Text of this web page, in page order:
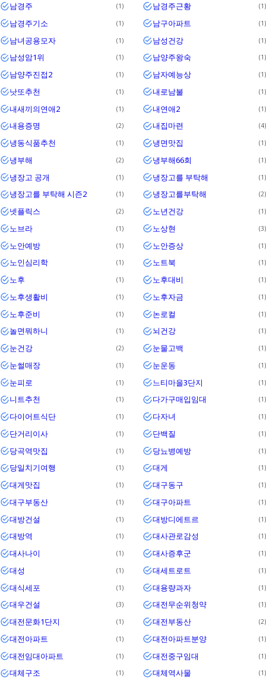
남경주 1 남경주근황 1
남경주기소 1 남구아파트 1
남녀공용모자 1 남성건강 1
남성암1위 1 남양주왕숙 1
남양주진접2 1 남자예능상 1
낫또추천 1 내로남불 1
내새끼의연애2 1 내연애2 1
내용증명 2 내집마련 4
냉동식품추천 1 냉면맛집 1
냉부해 2 냉부해66회 1
냉장고 공개 1 냉장고를 부탁해 1
냉장고를 부탁해 시즌2 1 냉장고를부탁해 2
넷플릭스 2 노년건강 1
노브라 1 노상현 3
노안예방 1 노안증상 1
노인심리학 1 노트북 1
노후 1 노후대비 1
노후생활비 1 노후자금 1
노후준비 1 논로컬 1
놀면뭐하니 1 뇌건강 1
눈건강 2 눈물고백 1
눈썰매장 1 눈운동 1
눈피로 1 느티마을3단지 1
니트추천 1 다가구매입임대 1
다이어트식단 1 다자녀 1
단거리이사 1 단백질 1
당곡역맛집 1 당뇨병예방 1
당일치기여행 1 대게 1
대게맛집 1 대구동구 1
대구부동산 1 대구아파트 1
대방건설 1 대방디에트르 1
대방역 1 대사관로감성 1
대사나이 1 대사증후군 1
대성 1 대세트로트 1
대식세포 1 대용량과자 1
대우건설 3 대전무순위청약 1
대전문화1단지 1 대전부동산 2
대전아파트 1 대전아파트분양 1
대전임대아파트 1 대전중구임대 1
대체구조 1 대체역사물 1